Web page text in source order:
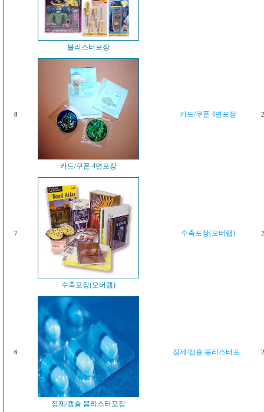
블리스터포장
8
카드/쿠폰 4면포장
카드/쿠폰 4면포장
7
수축포장(오버랩)
수축포장(오버랩)
6
정제/캡슐 블리스터포장
정제/캡슐 블리스터포..